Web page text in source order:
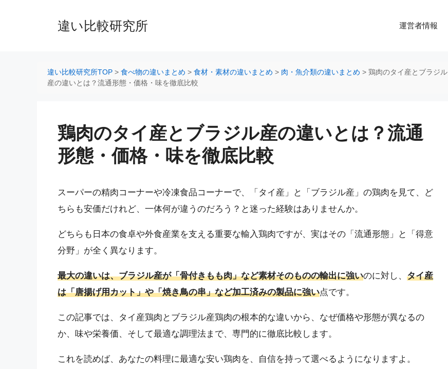
違い比較研究所 運営者情報
違い比較研究所TOP > 食べ物の違いまとめ > 食材・素材の違いまとめ > 肉・魚介類の違いまとめ > 鶏肉のタイ産とブラジル
産の違いとは？流通形態・価格・味を徹底比較
鶏肉のタイ産とブラジル産の違いとは？流通
形態・価格・味を徹底比較
スーパーの精肉コーナーや冷凍食品コーナーで、「タイ産」と「ブラジル産」の鶏肉を見て、ど
ちらも安価だけれど、一体何が違うのだろう？と迷った経験はありませんか。
どちらも日本の食卓や外食産業を支える重要な輸入鶏肉ですが、実はその「流通形態」と「得意
分野」が全く異なります。
最大の違いは、ブラジル産が「骨付きもも肉」など素材そのものの輸出に強いのに対し、 タイ産
は「唐揚げ用カット」や「焼き鳥の串」など加工済みの製品に強い点です。
この記事では、タイ産鶏肉とブラジル産鶏肉の根本的な違いから、なぜ価格や形態が異なるの
か、味や栄養価、そして最適な調理法まで、専門的に徹底比較します。
これを読めば、あなたの料理に最適な安い鶏肉を、自信を持って選べるようになりますよ。